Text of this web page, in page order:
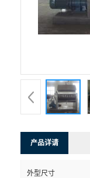
产品详请
外型尺寸